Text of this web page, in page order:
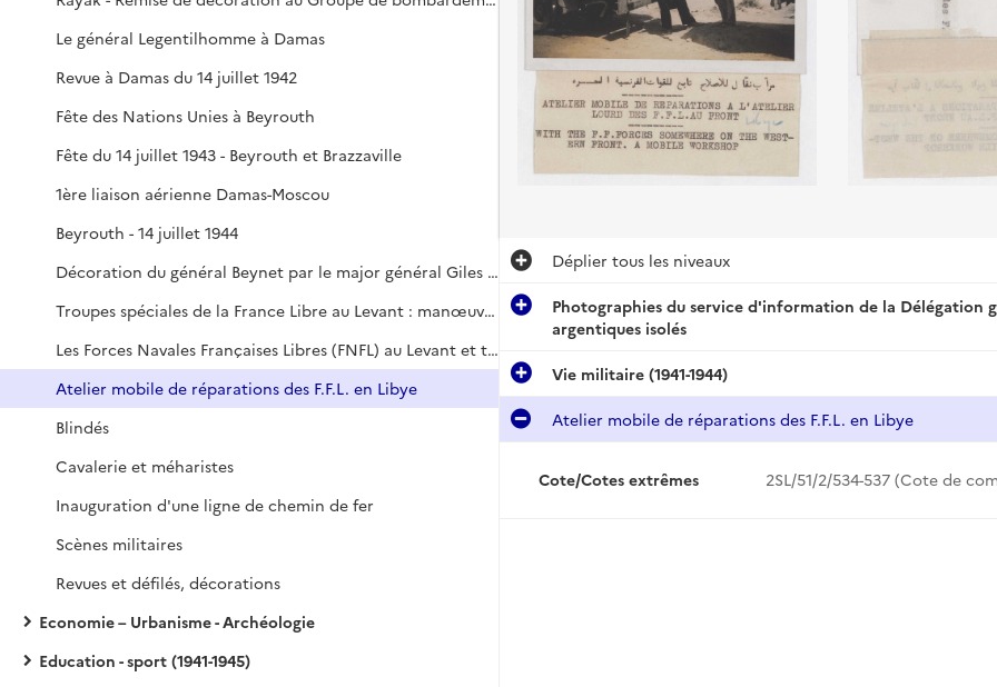
Le général Legentilhomme à Damas
Revue à Damas du 14 juillet 1942
Fête des Nations Unies à Beyrouth
Fête du 14 juillet 1943 - Beyrouth et Brazzaville
1ère liaison aérienne Damas-Moscou
Beyrouth - 14 juillet 1944
Décoration du général Beynet par le major général Giles sur l'aérodrome de Beyrouth
Troupes spéciales de la France Libre au Levant : manœuvres
Les Forces Navales Françaises Libres (FNFL) au Levant et troupes de la Marine
Atelier mobile de réparations des F.F.L. en Libye
Blindés
Cavalerie et méharistes
Inauguration d'une ligne de chemin de fer
Scènes militaires
Revues et défilés, décorations
Economie – Urbanisme - Archéologie
Education - sport (1941-1945)
Déplier tous les niveaux
Photographies du service d'information de la Délégation
argentiques isolés
Vie militaire (1941-1944)
Atelier mobile de réparations des F.F.L. en Libye
Cote/Cotes extrêmes 2SL/51/2/534-537 (Cote de